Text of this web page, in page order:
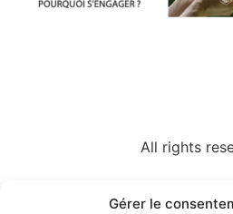
Gérer le
All rights